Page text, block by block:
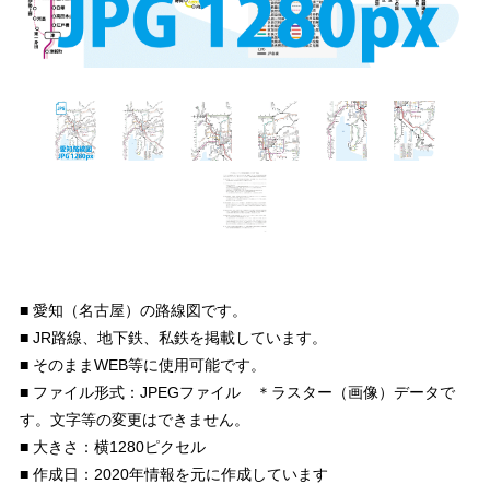
■ 愛知（名古屋）の路線図です。
■ JR路線、地下鉄、私鉄を掲載しています。
■ そのままWEB等に使用可能です。
■ ファイル形式：JPEGファイル ＊ラスター（画像）データで
す。文字等の変更はできません。
■ 大きさ：横1280ピクセル
■ 作成日：2020年情報を元に作成しています